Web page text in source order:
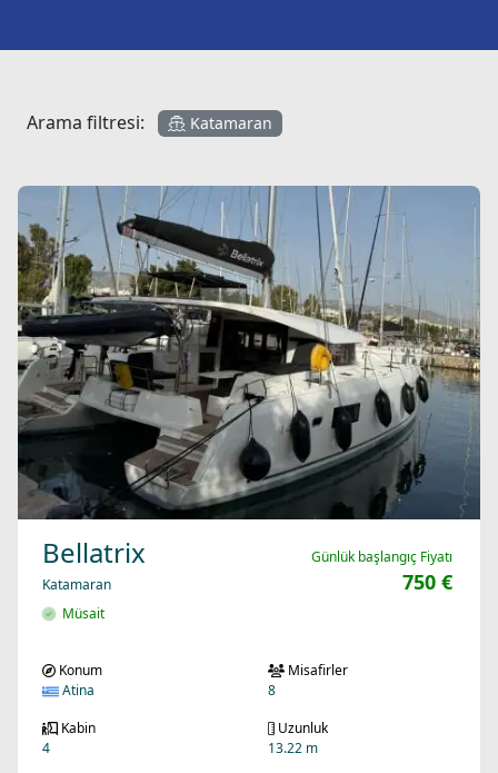
Arama filtresi: Katamaran
Bellatrix
Katamaran
Müsait
Günlük başlangıç Fiyatı
750 €
Konum
Atina
Misafirler
8
Kabin
4
Uzunluk
13.22 m